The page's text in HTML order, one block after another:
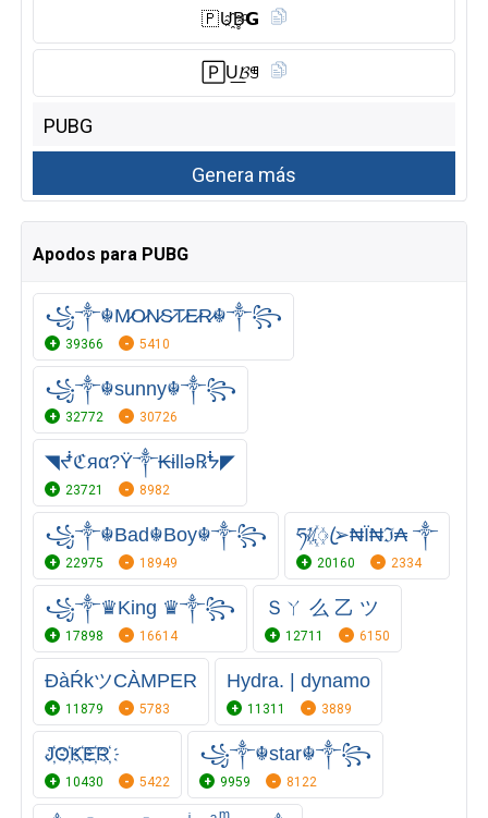
🇵 U҈B̥ͦ𝗚
🄿U͟𝓑ꁅ
Apodos para PUBG
꧁༒☬M̷O̷N̷S̷T̷E̷R̷☬༒꧂
39366 5410
꧁༒☬sunny☬༒꧂
32772 30726
◥ᖫℭяα?Ÿ༒₭ɨllǝ℞ᖭ◤
23721 8982
꧁༒☬Bad☬Boy☬༒꧂
22975 18949
ཧᜰ꙰ꦿ➢₦Ї₦ℑ₳ ༒
20160 2334
꧁༒♛King ♛༒꧂
17898 16614
Ｓㄚ 么 乙 ツ
12711 6150
ĐàŔkツCÀMPER
11879 5783
Hydra. | dynamo
11311 3889
J҉O҉K҉E҉R҉
10430 5422
꧁༒☬star☬༒꧂
9959 8122